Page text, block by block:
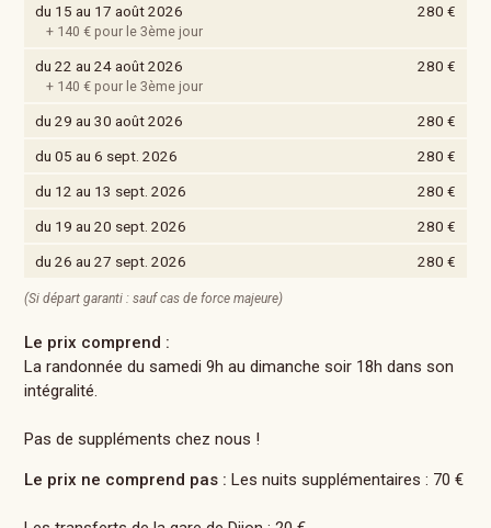
du 15 au 17 août 2026 280 €
+ 140 € pour le 3ème jour
du 22 au 24 août 2026 280 €
+ 140 € pour le 3ème jour
du 29 au 30 août 2026
280 €
du 05 au 6 sept. 2026
280 €
du 12 au 13 sept. 2026
280 €
du 19 au 20 sept. 2026
280 €
du 26 au 27 sept. 2026
280 €
(Si départ garanti : sauf cas de force majeure)
Le prix comprend :
La randonnée du samedi 9h au dimanche soir 18h dans son
intégralité.
Pas de suppléments chez nous !
Le prix ne comprend pas : Les nuits supplémentaires : 70 €